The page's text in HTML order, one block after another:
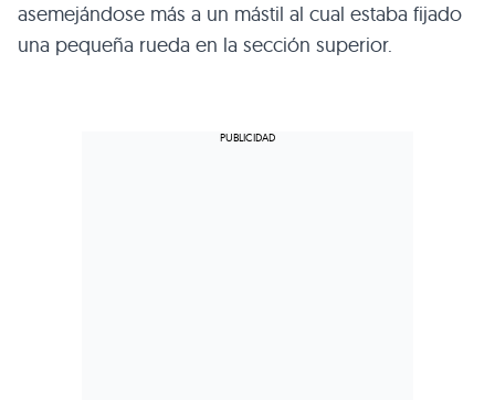
asemejándose más a un mástil al cual estaba fijado
una pequeña rueda en la sección superior.